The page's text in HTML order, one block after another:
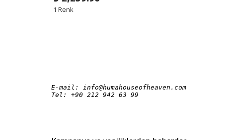
1 Renk
E-mail: info@humahouseofheaven.com
Tel: +90 212 942 63 99